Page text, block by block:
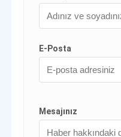
E-Posta
Mesajınız